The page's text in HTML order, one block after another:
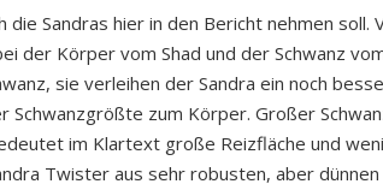
Sandras hier in den Bericht nehmen soll.
der Körper vom Shad und der Schwanz
sie verleihen der Sandra ein noch
Schwanzgrößte zum Körper. Großer
im Klartext große Reizfläche und
Twister aus sehr robusten, aber